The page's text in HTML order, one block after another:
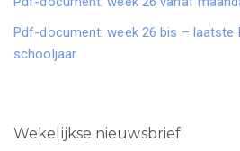
Pdf-document: week 26 bis – laatste
schooljaar
Wekelijkse nieuwsbrief